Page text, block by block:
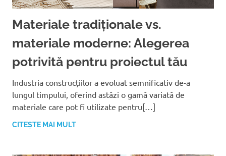
Materiale tradiționale vs.
materiale moderne: Alegerea
potrivită pentru proiectul tău
Industria construcțiilor a evoluat semnificativ de-a
lungul timpului, oferind astăzi o gamă variată de
materiale care pot fi utilizate pentru[…]
CITEȘTE MAI MULT